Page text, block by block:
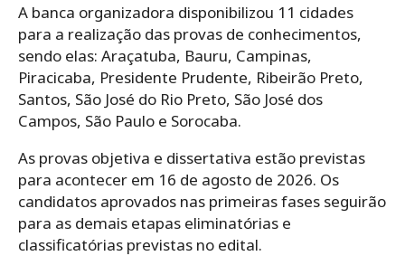
A banca organizadora disponibilizou 11 cidades
para a realização das provas de conhecimentos,
sendo elas: Araçatuba, Bauru, Campinas,
Piracicaba, Presidente Prudente, Ribeirão Preto,
Santos, São José do Rio Preto, São José dos
Campos, São Paulo e Sorocaba.
As provas objetiva e dissertativa estão previstas
para acontecer em 16 de agosto de 2026. Os
candidatos aprovados nas primeiras fases seguirão
para as demais etapas eliminatórias e
classificatórias previstas no edital.